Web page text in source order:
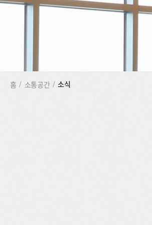
홈 / 소통공간 / 소식